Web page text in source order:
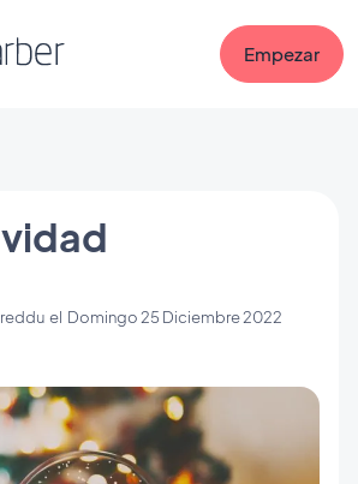
Empezar
el Domingo 25 Diciembre 2022